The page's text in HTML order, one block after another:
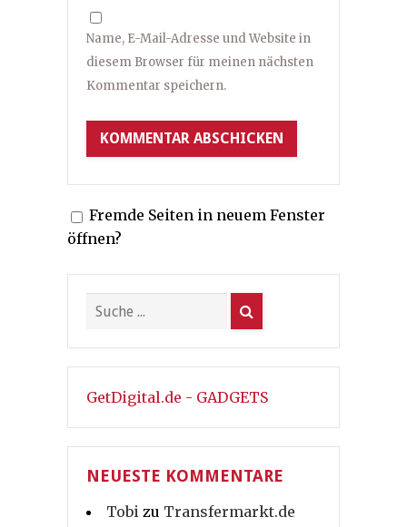
Name, E-Mail-Adresse und Website in
diesem Browser für meinen nächsten
Kommentar speichern.
Fremde Seiten in neuem Fenster
öffnen?
GetDigital.de - GADGETS
NEUESTE KOMMENTARE
Tobi zu Transfermarkt.de